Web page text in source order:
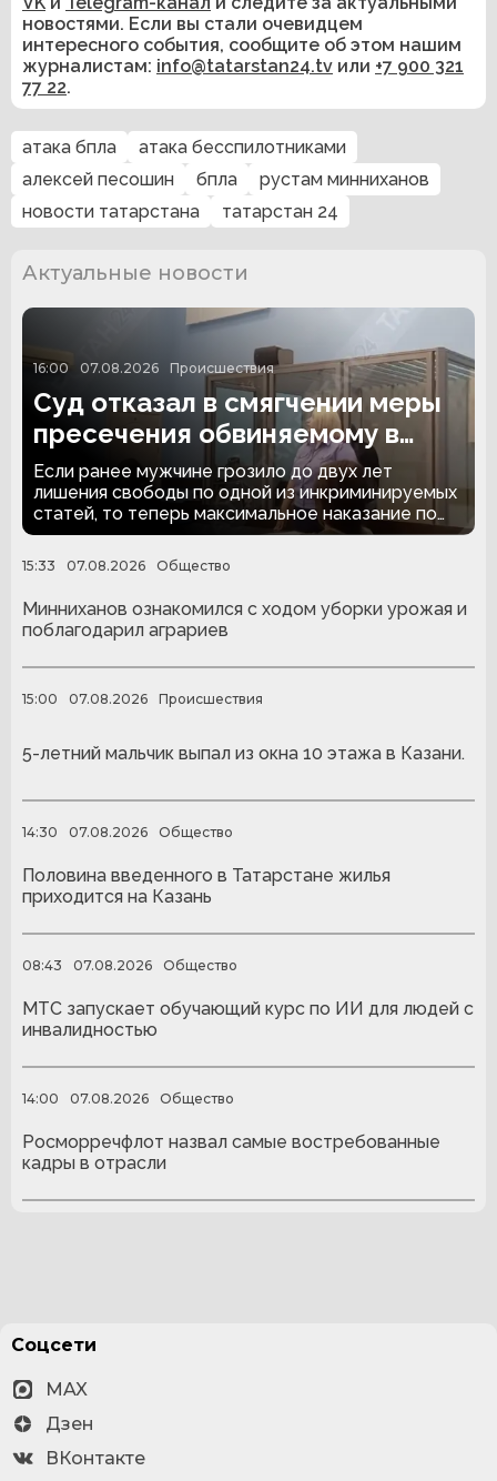
новостями. Если вы стали очевидцем
интересного события, сообщите об этом нашим
журналистам: info@tatarstan24.tv или +7 900 321
77 22.
атака бпла
атака бесспилотниками
алексей песошин
бпла
рустам минниханов
новости татарстана
татарстан 24
Актуальные новости
16:00 07.08.2026 Происшествия
Суд отказал в смягчении меры
пресечения обвиняемому в
жестоком избиении женщины
Если ранее мужчине грозило до двух лет
лишения свободы по одной из инкриминируемых
статей, то теперь максимальное наказание по
предъявленному обвинению увеличилось до
15:33 07.08.2026 Общество
Минниханов ознакомился с ходом уборки урожая и
поблагодарил аграриев
15:00 07.08.2026 Происшествия
5-летний мальчик выпал из окна 10 этажа в Казани.
14:30 07.08.2026 Общество
Половина введенного в Татарстане жилья
приходится на Казань
08:43 07.08.2026 Общество
МТС запускает обучающий курс по ИИ для людей с
инвалидностью
14:00 07.08.2026 Общество
Росморречфлот назвал самые востребованные
кадры в отрасли
Соцсети
MAX
Дзен
ВКонтакте